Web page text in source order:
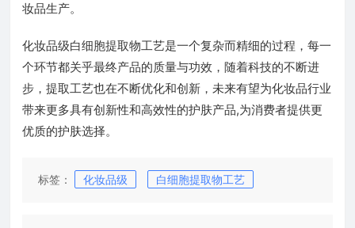
妆品生产。
化妆品级白细胞提取物工艺是一个复杂而精细的过程，每一
个环节都关乎最终产品的质量与功效，随着科技的不断进
步，提取工艺也在不断优化和创新，未来有望为化妆品行业
带来更多具有创新性和高效性的护肤产品,为消费者提供更
优质的护肤选择。
标签： 化妆品级 白细胞提取物工艺